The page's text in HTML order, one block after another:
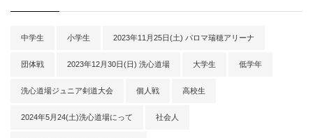
中学生 小学生 2023年11月25日(土) パロマ瑞穂アリーナ
団体戦 2023年12月30日(日) 洗心道場 大学生 低学年
洗心道場ジュニア剣道大会 個人戦 高校生
2024年5月24(土)洗心道場にって 社会人